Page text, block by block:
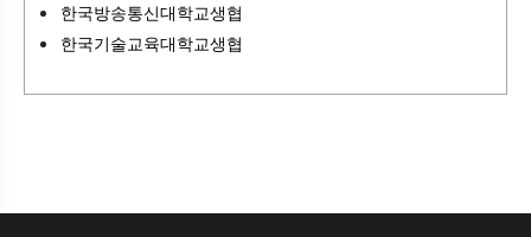
한국방송통신대학교생협
한국기술교육대학교생협